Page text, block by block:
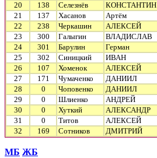
20
138 Селезнёв КОНСТАНТИН
21
137 Хасанов Артём
22
238 Черкашин АЛЕКСЕЙ
23
300 Галыгин ВЛАДИСЛАВ
24
301 Барулин Герман
25
302 Синицкий ИВАН
26
107 Хоменок АЛЕКСЕЙ
27
171 Чумаченко ДАНИИЛ
28
0 Чоповенко ДАНИИЛ
29
0 Шлиенко АНДРЕЙ
30
0 Хуткий АЛЕКСАНДР
31
0 Титов АЛЕКСЕЙ
32
169 Сотников ДМИТРИЙ
МБ ЖБ